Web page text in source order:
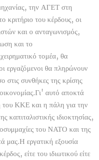
την ΑΓΕΤ στη
του κέρδους, οι
και ο ανταγωνισμός,
και το
τομέα, θα
εργαζόμενοι θα πληρώνουν
στις συνθήκες της κρίσης
αυτό αποκτά
του ΚΚΕ και η πάλη για την
καπιταλιστικής ιδιοκτησίας,
του ΝΑΤΟ και της
μας.Η εργατική εξουσία
είτε του ιδιωτικού είτε